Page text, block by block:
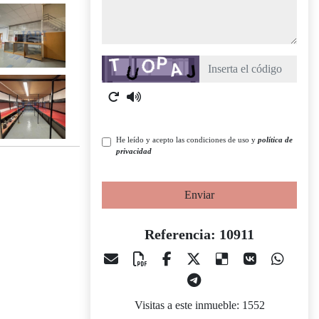
Captcha
He leído y acepto las condiciones de uso y política de
privacidad
Enviar
Referencia: 10911
Visitas a este inmueble: 1552